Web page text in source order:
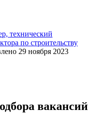
технический
по строительству
29 ноября 2023
вакансий